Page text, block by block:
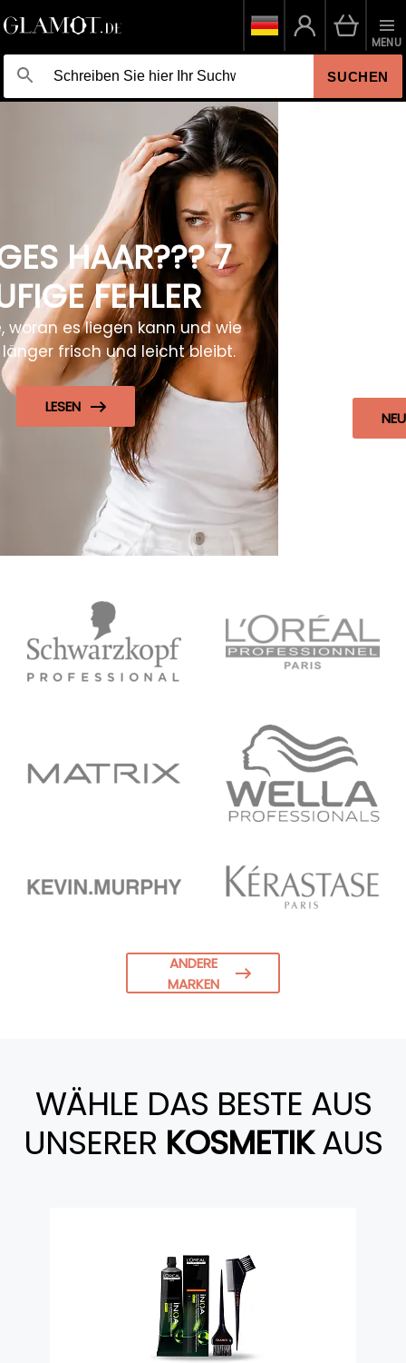
SUCHEN
MENU
EINE NUANCE, DIE
AUFFÄLLT
Entdecken Sie die neuen Redken Shades ALK
für intensive Tonergebnisse und ein
professionelles Finish.
NEUE NUANCEN ENTDECKEN
ANDERE
MARKEN
WÄHLE DAS BESTE AUS
UNSERER KOSMETIKAUS